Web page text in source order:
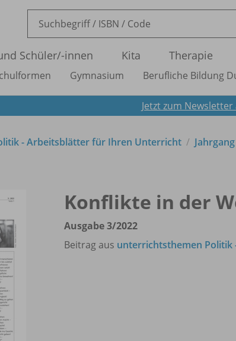
Schüler/-innen Kita Therapie
Gymnasium Berufliche Bildung
Jetzt zum
- Arbeitsblätter für Ihren Unterricht
Konflikte in der
Ausgabe 3/2022
Beitrag aus unterrichtsthemen Politik